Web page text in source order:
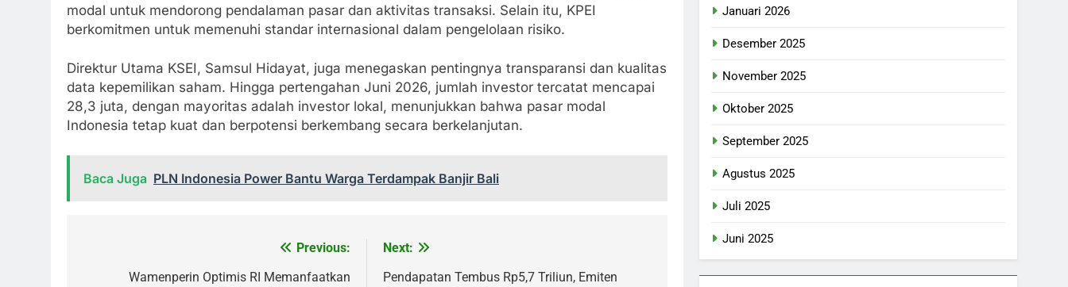
modal untuk mendorong pendalaman pasar dan aktivitas transaksi. Selain itu, KPEI
berkomitmen untuk memenuhi standar internasional dalam pengelolaan risiko.
Direktur Utama KSEI, Samsul Hidayat, juga menegaskan pentingnya transparansi dan kualitas
data kepemilikan saham. Hingga pertengahan Juni 2026, jumlah investor tercatat mencapai
28,3 juta, dengan mayoritas adalah investor lokal, menunjukkan bahwa pasar modal
Indonesia tetap kuat dan berpotensi berkembang secara berkelanjutan.
Baca Juga PLN Indonesia Power Bantu Warga Terdampak Banjir Bali
Previous:
Wamenperin Optimis RI Memanfaatkan
Next:
Pendapatan Tembus Rp5,7 Triliun, Emiten
Januari 2026
Desember 2025
November 2025
Oktober 2025
September 2025
Agustus 2025
Juli 2025
Juni 2025